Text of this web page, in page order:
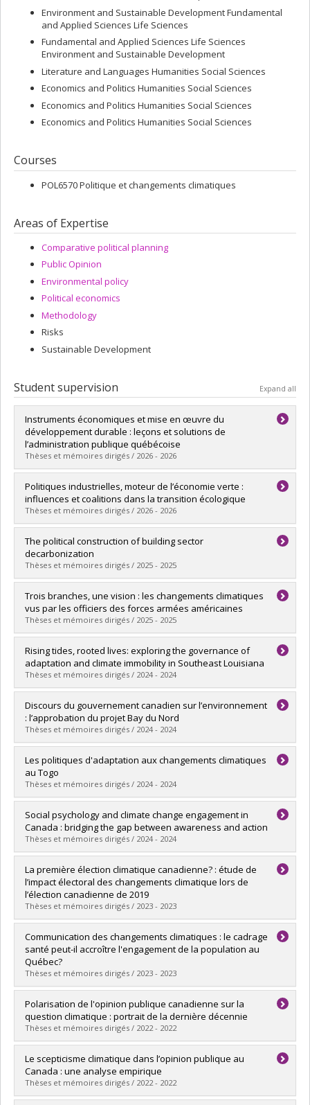
Environment and Sustainable Development Fundamental
and Applied Sciences Life Sciences
Fundamental and Applied Sciences Life Sciences
Environment and Sustainable Development
Literature and Languages Humanities Social Sciences
Economics and Politics Humanities Social Sciences
Economics and Politics Humanities Social Sciences
Economics and Politics Humanities Social Sciences
Courses
POL6570 Politique et changements climatiques
Areas of Expertise
Comparative political planning
Public Opinion
Environmental policy
Political economics
Methodology
Risks
Sustainable Development
Student supervision Expand all
Instruments économiques et mise en œuvre du
développement durable : leçons et solutions de
l’administration publique québécoise
Thèses et mémoires dirigés / 2026 - 2026
Graduate :Gajevic Sayegh, Philippe
Cycle :Doctoral
Grade :Ph. D.
Lien vers le document dans Papyrus
Politiques industrielles, moteur de l’économie verte :
influences et coalitions dans la transition écologique
Thèses et mémoires dirigés / 2026 - 2026
Graduate : Margra, Matthieu
Cycle :Master's
Grade :M. Sc.
Lien vers le document dans Papyrus
The political construction of building sector
decarbonization
Thèses et mémoires dirigés / 2025 - 2025
Graduate :Hasan, Lisa
Cycle :Doctoral
Grade :Ph. D.
Lien vers le document dans Papyrus
Trois branches, une vision : les changements climatiques
vus par les officiers des forces armées américaines
Thèses et mémoires dirigés / 2025 - 2025
Graduate : Vézina-Lorrain, Vallier
Cycle :Master's
Grade :M. Sc.
Lien vers le document dans Papyrus
Rising tides, rooted lives: exploring the governance of
adaptation and climate immobility in Southeast Louisiana
Thèses et mémoires dirigés / 2024 - 2024
Graduate : Munoz, Sarah
Cycle :Doctoral
Grade :Ph. D.
Lien vers le document dans Papyrus
Discours du gouvernement canadien sur l’environnement
: l’approbation du projet Bay du Nord
Thèses et mémoires dirigés / 2024 - 2024
Graduate :Grosbusch, Oriana
Cycle :Master's
Grade :M. Sc.
Lien vers le document dans Papyrus
Les politiques d'adaptation aux changements climatiques
au Togo
Thèses et mémoires dirigés / 2024 - 2024
Graduate :Amematsro, Bloda Ayaovi.
Cycle :Master's
Grade :M. Sc.
Lien vers le document dans Papyrus
Social psychology and climate change engagement in
Canada : bridging the gap between awareness and action
Thèses et mémoires dirigés / 2024 - 2024
Graduate : Martel-Morin, Marjolaine
Cycle :Doctoral
Grade :Ph. D.
Lien vers le document dans Papyrus
La première élection climatique canadienne? : étude de
l’impact électoral des changements climatique lors de
l’élection canadienne de 2019
Thèses et mémoires dirigés / 2023 - 2023
Graduate :Asselin-Léger, Philippe
Cycle :Master's
Grade :M. Sc.
Lien vers le document dans Papyrus
Communication des changements climatiques : le cadrage
santé peut-il accroître l'engagement de la population au
Québec?
Thèses et mémoires dirigés / 2023 - 2023
Graduate : Briand, Anne-Sara
Cycle :Master's
Grade :M. Sc.
Lien vers le document dans Papyrus
Polarisation de l'opinion publique canadienne sur la
question climatique : portrait de la dernière décennie
Thèses et mémoires dirigés / 2022 - 2022
Graduate :Dufour, Caroline
Cycle :Master's
Grade :M. Sc.
Lien vers le document dans Papyrus
Le scepticisme climatique dans l’opinion publique au
Canada : une analyse empirique
Thèses et mémoires dirigés / 2022 - 2022